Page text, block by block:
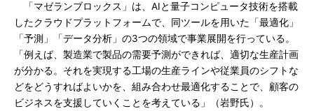
「マゼランブロックス」は、AIと量子コンピュータ技術を搭載
したクラウドプラットフォームで、同ツールを用いた「最適化」
「予測」「データ分析」の3つの領域で事業展開を行っている。
「例えば、製造業で製品の需要予測ができれば、適切な生産計画
が分かる。それを実現する工場の生産ラインや従業員のシフトな
どをどうすればよいかを、組み合わせ最適化することで、顧客の
ビジネスを支援していくことを考えている」（岩野氏）。